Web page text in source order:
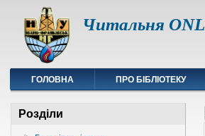
Читальня
ГОЛОВНА ПРО БІБЛІОТЕКУ
Розділи